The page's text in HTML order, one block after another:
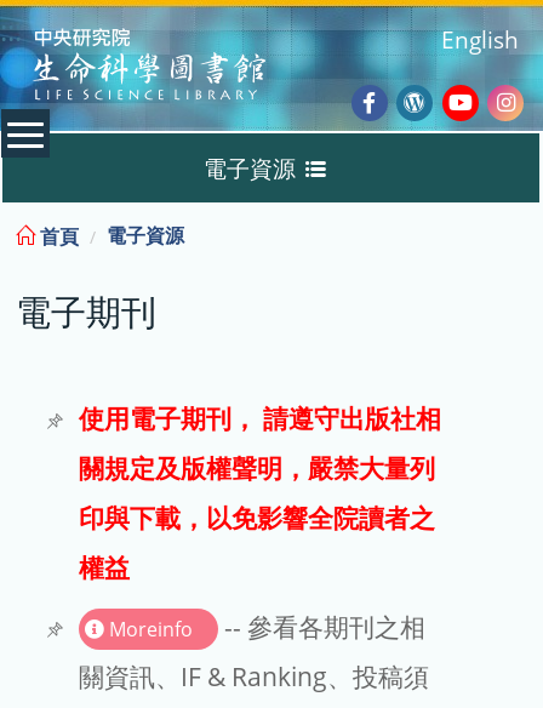
:::
Facebook
Wordpress
English
電子資源
電子期刊
試用
文章處理費
首頁 電子資源
電子期刊
使用電子期刊， 請遵守出版社相
關規定及版權聲明，嚴禁大量列
印與下載，以免影響全院讀者之
權益
Moreinfo
-- 參看各期刊之相
關資訊、IF & Ranking、投稿須